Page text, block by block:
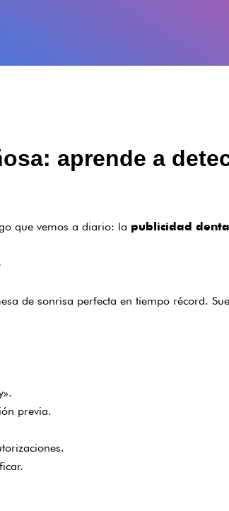
aprende a
que vemos a diario: la publicidad
de sonrisa perfecta en tiempo récord.
previa.